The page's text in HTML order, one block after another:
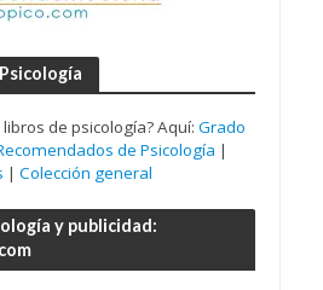
de psicología? Aquí: Grado
de Psicología |
| Colección general
y publicidad: